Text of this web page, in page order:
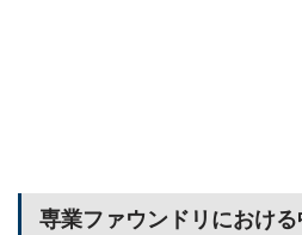
専業ファウンドリにおけ